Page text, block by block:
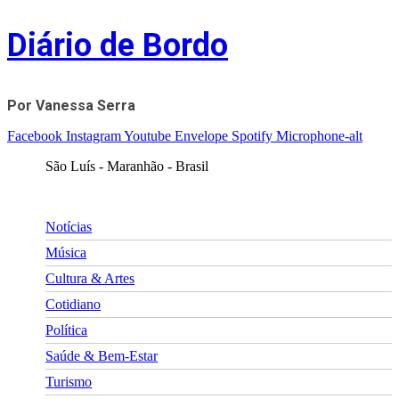
Skip
to
content
Diário de Bordo
Por Vanessa Serra
Facebook InstagramYoutube Envelope Spotify Microphone-alt
São Luís - Maranhão - Brasil
Notícias
Música
Cultura & Artes
Cotidiano
Política
Saúde & Bem-Estar
Turismo